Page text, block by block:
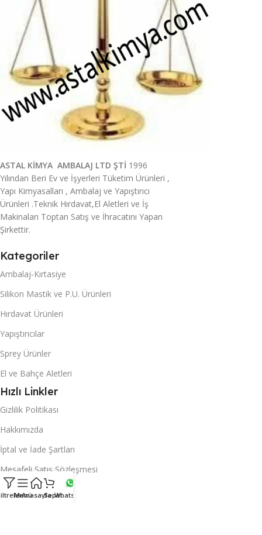
ASTAL KİMYA AMBALAJ LTD ŞTİ 1996
Yılından Beri Ev ve İşyerleri Tüketim Ürünleri ,
Yapı Kimyasalları , Ambalaj ve Yapıştırıcı
Ürünleri .Teknik Hırdavat,El Aletleri ve İş
Makinaları Toptan Satış ve İhracatını Yapan
Şirkettir.
Kategoriler
Ambalaj-Kırtasiye
Silikon Mastik ve P.U. Ürünleri
Hırdavat Ürünleri
Yapıştırıcılar
Sprey Ürünler
El ve Bahçe Aletleri
Hızlı Linkler
Gizlilik Politikası
Hakkımızda
İptal ve İade Şartları
Mesafeli Satış Sözleşmesi
Sayfalar
Menü
AnasayfaSepetWhatsapp